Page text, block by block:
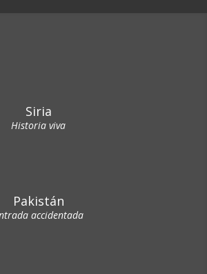
Siria
Historia viva
Pakistán
accidentada